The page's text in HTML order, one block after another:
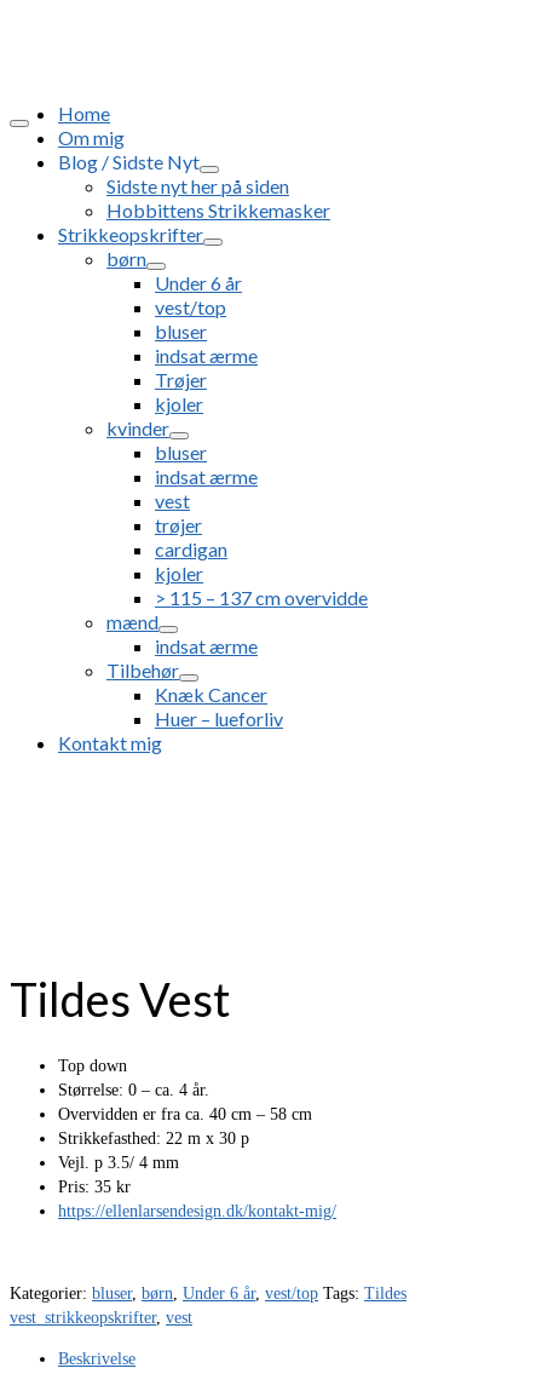
Home
Om mig
Blog / Sidste Nyt
Sidste nyt her på siden
Hobbittens Strikkemasker
Strikkeopskrifter
børn
Under 6 år
vest/top
bluser
indsat ærme
Trøjer
kjoler
kvinder
bluser
indsat ærme
vest
trøjer
cardigan
kjoler
> 115 – 137 cm overvidde
mænd
indsat ærme
Tilbehør
Knæk Cancer
Huer – lueforliv
Kontakt mig
Tildes Vest
Top down
Størrelse: 0 – ca. 4 år.
Overvidden er fra ca. 40 cm – 58 cm
Strikkefasthed: 22 m x 30 p
Vejl. p 3.5/ 4 mm
Pris: 35 kr
https://ellenlarsendesign.dk/kontakt-mig/
Kategorier: bluser, børn Under 6 år, vest/top Tags: Tildes
vest_strikkeopskrifter, vest
Beskrivelse